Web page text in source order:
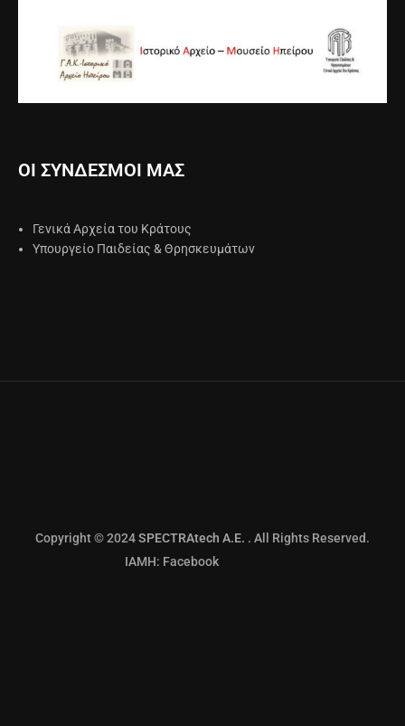
ΟΙ ΣΥΝΔΕΣΜΟΙ ΜΑΣ
Γενικά Αρχεία του Κράτους
Υπουργείο Παιδείας & Θρησκευμάτων
Copyright © 2024SPECTRAtech Α.Ε. . All Rights Reserved.
IAMH: Facebook